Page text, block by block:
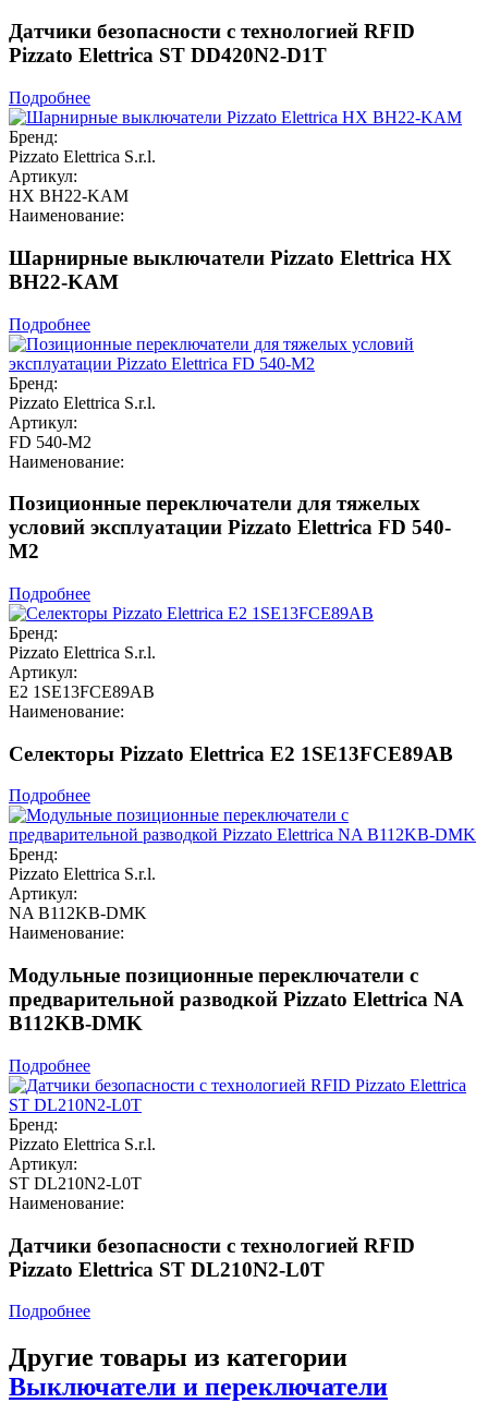
Датчики безопасности с технологией RFID
Pizzato Elettrica ST DD420N2-D1T
Подробнее
Бренд:
Pizzato Elettrica S.r.l.
Артикул:
HX BH22-KAM
Наименование:
Шарнирные выключатели Pizzato Elettrica HX
BH22-KAM
Подробнее
Бренд:
Pizzato Elettrica S.r.l.
Артикул:
FD 540-M2
Наименование:
Позиционные переключатели для тяжелых
условий эксплуатации Pizzato Elettrica FD 540-
M2
Подробнее
Бренд:
Pizzato Elettrica S.r.l.
Артикул:
E2 1SE13FCE89AB
Наименование:
Селекторы Pizzato Elettrica E2 1SE13FCE89AB
Подробнее
Бренд:
Pizzato Elettrica S.r.l.
Артикул:
NA B112KB-DMK
Наименование:
Модульные позиционные переключатели с
предварительной разводкой Pizzato Elettrica NA
B112KB-DMK
Подробнее
Бренд:
Pizzato Elettrica S.r.l.
Артикул:
ST DL210N2-L0T
Наименование:
Датчики безопасности с технологией RFID
Pizzato Elettrica ST DL210N2-L0T
Подробнее
Другие товары из категории
Выключатели и переключатели